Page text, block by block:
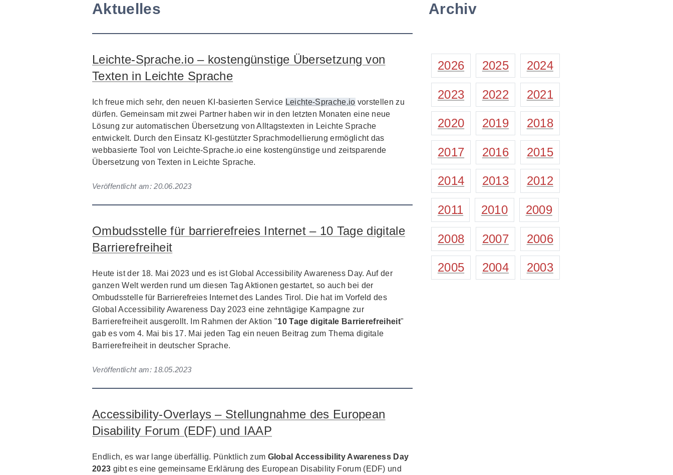
Aktuelles
Leichte-Sprache.io – kostengünstige Übersetzung von
Texten in Leichte Sprache
Ich freue mich sehr, den neuen KI-basierten Service Leichte-Sprache.io vorstellen zu
dürfen. Gemeinsam mit zwei Partner haben wir in den letzten Monaten eine neue
Lösung zur automatischen Übersetzung von Alltagstexten in Leichte Sprache
entwickelt. Durch den Einsatz KI-gestützter Sprachmodellierung ermöglicht das
webbasierte Tool von Leichte-Sprache.io eine kostengünstige und zeitsparende
Übersetzung von Texten in Leichte Sprache.
Veröffentlicht am:20.06.2023
Ombudsstelle für barrierefreies Internet – 10 Tage digitale
Barrierefreiheit
Heute ist der 18. Mai 2023 und es ist Global Accessibility Awareness Day. Auf der
ganzen Welt werden rund um diesen Tag Aktionen gestartet, so auch bei der
Ombudsstelle für Barrierefreies Internet des Landes Tirol. Die hat im Vorfeld des
Global Accessibility Awareness Day 2023 eine zehntägige Kampagne zur
Barrierefreiheit ausgerollt. Im Rahmen der Aktion "10 Tage digitale Barrierefreiheit"
gab es vom 4. Mai bis 17. Mai jeden Tag ein neuen Beitrag zum Thema digitale
Barrierefreiheit in deutscher Sprache.
Veröffentlicht am: 18.05.2023
Accessibility-Overlays – Stellungnahme des European
Disability Forum (EDF) und IAAP
Endlich, es war lange überfällig. Pünktlich zum Global Accessibility Awareness Day
2023 gibt es eine gemeinsame Erklärung des European Disability Forum (EDF) und
Archiv
2026 2025 2024
2023 2022 2021
2020 2019 2018
2017 2016 2015
2014 2013 2012
2011 2010 2009
2008 2007 2006
2005 2004 2003